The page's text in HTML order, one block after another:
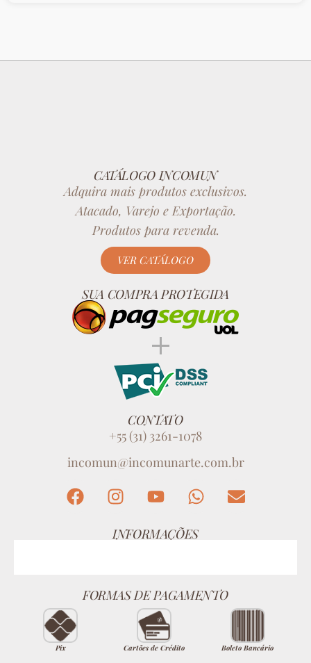
CATÁLOGO INCOMUN
Adquira mais produtos exclusivos.
Atacado, Varejo e Exportação.
Produtos para revenda.
VER CATÁLOGO
SUA COMPRA PROTEGIDA
CONTATO
+55 (31) 3261-1078
incomun@incomunarte.com.br
INFORMAÇÕES
FORMAS DE PAGAMENTO
Pix Cartões de Crédito Boleto Bancário